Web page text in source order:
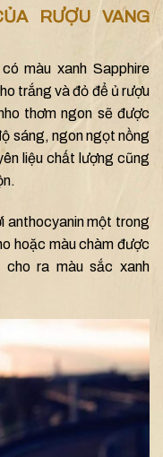
RƯỢU VANG
màu xanh Sapphire
trắng và đỏ để ủ rượu
thơm ngon sẽ được
sáng, ngon ngọt nồng
liệu chất lượng cũng
anthocyanin một trong
hoặc màu chàm được
ra màu sắc xanh